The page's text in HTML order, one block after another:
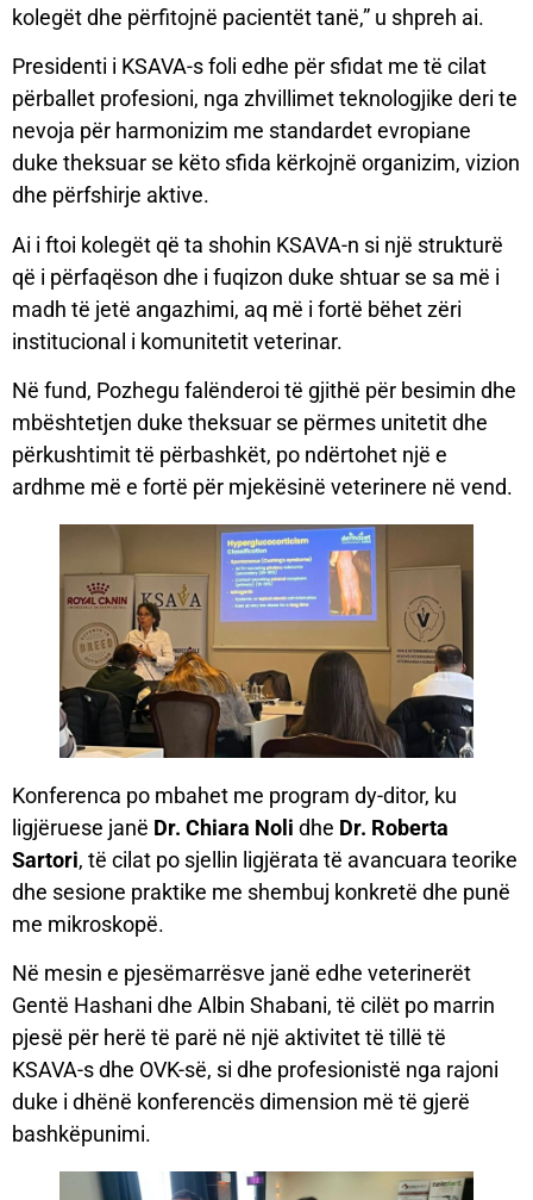
kolegët dhe përfitojnë pacientët tanë,” u shpreh ai.
Presidenti i KSAVA-s foli edhe për sfidat me të cilat
përballet profesioni, nga zhvillimet teknologjike deri te
nevoja për harmonizim me standardet evropiane
duke theksuar se këto sfida kërkojnë organizim, vizion
dhe përfshirje aktive.
Ai i ftoi kolegët që ta shohin KSAVA-n si një strukturë
që i përfaqëson dhe i fuqizon duke shtuar se sa më i
madh të jetë angazhimi, aq më i fortë bëhet zëri
institucional i komunitetit veterinar.
Në fund, Pozhegu falënderoi të gjithë për besimin dhe
mbështetjen duke theksuar se përmes unitetit dhe
përkushtimit të përbashkët, po ndërtohet një e
ardhme më e fortë për mjekësinë veterinere në vend.
Konferenca po mbahet me program dy-ditor, ku
ligjëruese janë Dr. Chiara Noli dhe Dr. Roberta
Sartori, të cilat po sjellin ligjërata të avancuara teorike
dhe sesione praktike me shembuj konkretë dhe punë
me mikroskopë.
Në mesin e pjesëmarrësve janë edhe veterinerët
Gentë Hashani dhe Albin Shabani, të cilët po marrin
pjesë për herë të parë në një aktivitet të tillë të
KSAVA-s dhe OVK-së, si dhe profesionistë nga rajoni
duke i dhënë konferencës dimension më të gjerë
bashkëpunimi.